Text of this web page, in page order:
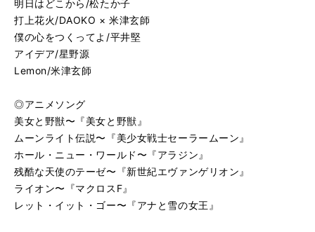
明日はどこから/松たか子
打上花火/DAOKO × 米津玄師
僕の心をつくってよ/平井堅
アイデア/星野源
Lemon/米津玄師
◎アニメソング
美女と野獣〜『美女と野獣』
ムーンライト伝説〜『美少女戦士セーラームーン』
ホール・ニュー・ワールド〜『アラジン』
残酷な天使のテーゼ〜『新世紀エヴァンゲリオン』
ライオン〜『マクロスF』
レット・イット・ゴー〜『アナと雪の女王』